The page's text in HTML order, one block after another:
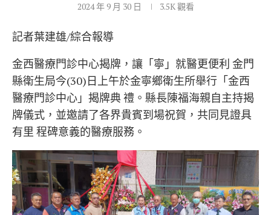
2024 年 9 月 30 日 3.5K觀看
記者葉建雄/綜合報導
金西醫療門診中心揭牌，讓「寧」就醫更便利 金門
縣衛生局今(30)日上午於金寧鄉衛生所舉行「金西
醫療門診中心」揭牌典 禮。縣長陳福海親自主持揭
牌儀式，並邀請了各界貴賓到場祝賀，共同見證具
有里 程碑意義的醫療服務。